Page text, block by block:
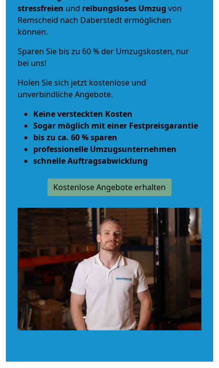
stressfreien und reibungsloses Umzug von
Remscheid nach Daberstedt ermöglichen
können.
Sparen Sie bis zu 60 % der Umzugskosten, nur
bei uns!
Holen Sie sich jetzt kostenlose und
unverbindliche Angebote.
Keine versteckten Kosten
Sogar möglich mit einer Festpreisgarantie
bis zu ca. 60 % sparen
professionelle Umzugsunternehmen
schnelle Auftragsabwicklung
Kostenlose Angebote erhalten